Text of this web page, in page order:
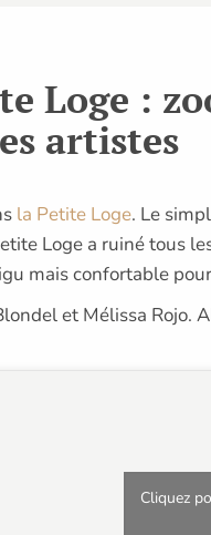
Loge :
artistes
la Petite Loge. Le
Loge a ruiné tous
mais confortable
et Mélissa
Cliquez